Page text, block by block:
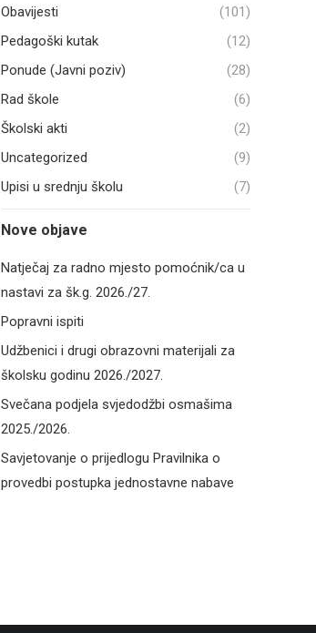
Obavijesti
(101)
Pedagoški kutak
(12)
Ponude (Javni poziv)
(28)
Rad škole
(6)
Školski akti
(2)
Uncategorized
(9)
Upisi u srednju školu
(7)
Nove objave
Natječaj za radno mjesto pomoćnik/ca u
nastavi za šk.g. 2026./27.
Popravni ispiti
Udžbenici i drugi obrazovni materijali za
školsku godinu 2026./2027.
Svečana podjela svjedodžbi osmašima
2025./2026.
Savjetovanje o prijedlogu Pravilnika o
provedbi postupka jednostavne nabave